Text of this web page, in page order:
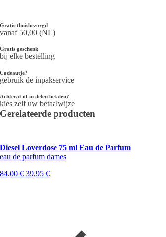
Gratis thuisbezorgd
vanaf 50,00 (NL)
Gratis geschenk
bij elke bestelling
Cadeautje?
gebruik de inpakservice
Achteraf of in delen betalen?
kies zelf uw betaalwijze
Gerelateerde producten
Diesel Loverdose 75 ml Eau de Parfum
eau de parfum dames
84,00€ Oorspronkelijke
39,95 €Huidige